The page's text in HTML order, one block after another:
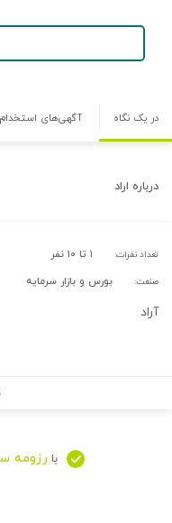
در یک نگاه آگهی‌های استخدام
درباره اراد
تعداد نفرات: ۱ تا ۱۰ نفر
صنعت: بورس و بازار سرمایه
آراد
با رزومه